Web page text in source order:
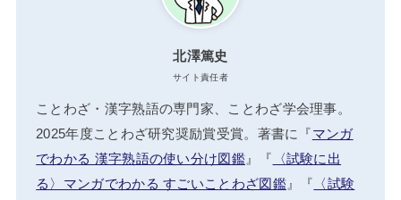
北澤篤史
サイト責任者
ことわざ・漢字熟語の専門家、ことわざ学会理事。
2025年度ことわざ研究奨励賞受賞。著書に『マンガ
でわかる 漢字熟語の使い分け図鑑』『 〈試験に出
る〉マンガでわかる すごいことわざ図鑑』『 〈試験